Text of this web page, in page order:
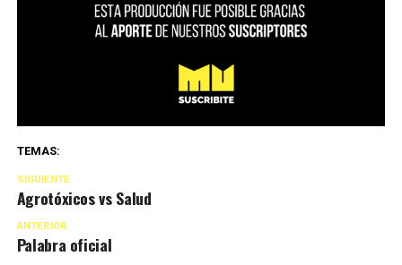
TEMAS:
SIGUIENTE
Agrotóxicos vs Salud
ANTERIOR
Palabra oficial